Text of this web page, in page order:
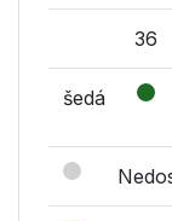
36
šedá